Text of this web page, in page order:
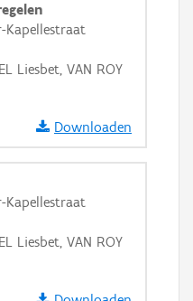
Kapellestraat
Liesbet, VAN ROY
Downloaden
Kapellestraat
Liesbet, VAN ROY